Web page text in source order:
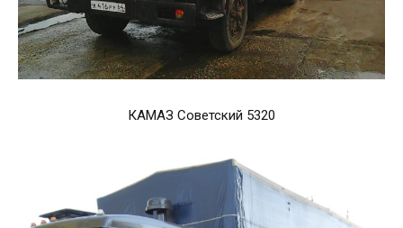
КАМАЗ Советский 5320